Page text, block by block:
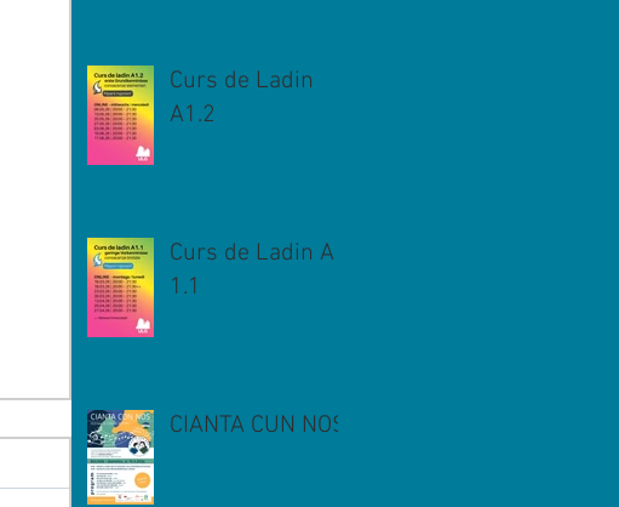
Curs de Ladin
A1.2
Curs de Ladin A
1.1
CIANTA CUN NOS